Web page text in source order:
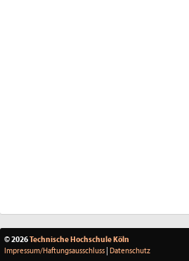
Impressum/Haftungsausschluss Datenschutz
© 2026Technische Hochschule Köln